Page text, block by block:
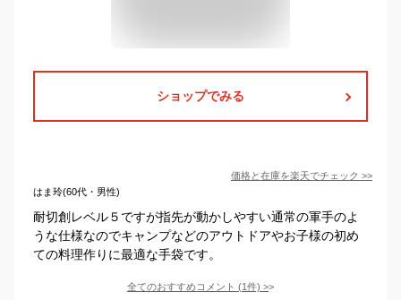
ショップでみる
価格と在庫を楽天でチェック >>
はま玲(60代・男性)
耐切創レベル５ですが指先が動かしやすい通常の軍手のよ
うな仕様なのでキャンプなどのアウトドアやお子様の初め
ての料理作りに最適な手袋です。
全てのおすすめコメント (1件) >